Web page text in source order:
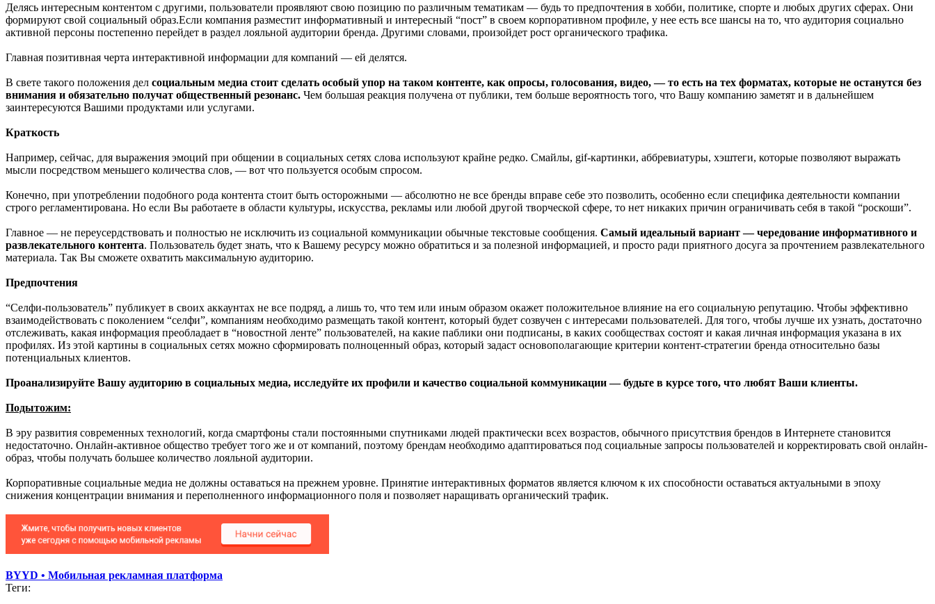
Делясь интересным контентом с другими, пользователи проявляют свою позицию по различным тематикам — будь то предпочтения в хобби, политике, спорте и любых других сферах. Они
формируют свой социальный образ.Если компания разместит информативный и интересный “пост” в своем корпоративном профиле, у нее есть все шансы на то, что аудитория социально
активной персоны постепенно перейдет в раздел лояльной аудитории бренда. Другими словами, произойдет рост органического трафика.
Главная позитивная черта интерактивной информации для компаний — ей делятся.
В свете такого положения дел социальным медиа стоит сделать особый упор на таком контенте, как опросы, голосования, видео, — то есть на тех форматах, которые не останутся без
внимания и обязательно получат общественный резонанс. Чем большая реакция получена от публики, тем больше вероятность того, что Вашу компанию заметят и в дальнейшем
заинтересуются Вашими продуктами или услугами.
Краткость
Например, сейчас, для выражения эмоций при общении в социальных сетях слова используют крайне редко. Смайлы, gif-картинки, аббревиатуры, хэштеги, которые позволяют выражать
мысли посредством меньшего количества слов, — вот что пользуется особым спросом.
Конечно, при употреблении подобного рода контента стоит быть осторожными — абсолютно не все бренды вправе себе это позволить, особенно если специфика деятельности компании
строго регламентирована. Но если Вы работаете в области культуры, искусства, рекламы или любой другой творческой сфере, то нет никаких причин ограничивать себя в такой “роскоши”.
Главное — не переусердствовать и полностью не исключить из социальной коммуникации обычные текстовые сообщения. Самый идеальный вариант — чередование информативного и
развлекательного контента. Пользователь будет знать, что к Вашему ресурсу можно обратиться и за полезной информацией, и просто ради приятного досуга за прочтением развлекательного
материала. Так Вы сможете охватить максимальную аудиторию.
Предпочтения
“Селфи-пользователь” публикует в своих аккаунтах не все подряд, а лишь то, что тем или иным образом окажет положительное влияние на его социальную репутацию. Чтобы эффективно
взаимодействовать с поколением “селфи”, компаниям необходимо размещать такой контент, который будет созвучен с интересами пользователей. Для того, чтобы лучше их узнать, достаточно
отслеживать, какая информация преобладает в “новостной ленте” пользователей, на какие паблики они подписаны, в каких сообществах состоят и какая личная информация указана в их
профилях. Из этой картины в социальных сетях можно сформировать полноценный образ, который задаст основополагающие критерии контент-стратегии бренда относительно базы
потенциальных клиентов.
Проанализируйте Вашу аудиторию в социальных медиа, исследуйте их профили и качество социальной коммуникации — будьте в курсе того, что любят Ваши клиенты.
Подытожим:
В эру развития современных технологий, когда смартфоны стали постоянными спутниками людей практически всех возрастов, обычного присутствия брендов в Интернете становится
недостаточно. Онлайн-активное общество требует того же и от компаний, поэтому брендам необходимо адаптироваться под социальные запросы пользователей и корректировать свой онлайн-
образ, чтобы получать большее количество лояльной аудитории.
Корпоративные социальные медиа не должны оставаться на прежнем уровне. Принятие интерактивных форматов является ключом к их способности оставаться актуальными в эпоху
снижения концентрации внимания и переполненного информационного поля и позволяет наращивать органический трафик.
BYYD • Мобильная рекламная платформа
Теги: